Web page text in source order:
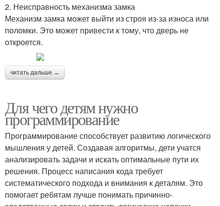
2. Неисправность механизма замка
Механизм замка может выйти из строя из-за износа или
поломки. Это может привести к тому, что дверь не
откроется.
читать дальше →
Для чего детям нужно
программирование
Программирование способствует развитию логического
мышления у детей. Создавая алгоритмы, дети учатся
анализировать задачи и искать оптимальные пути их
решения. Процесс написания кода требует
систематического подхода и внимания к деталям. Это
помогает ребятам лучше понимать причинно-